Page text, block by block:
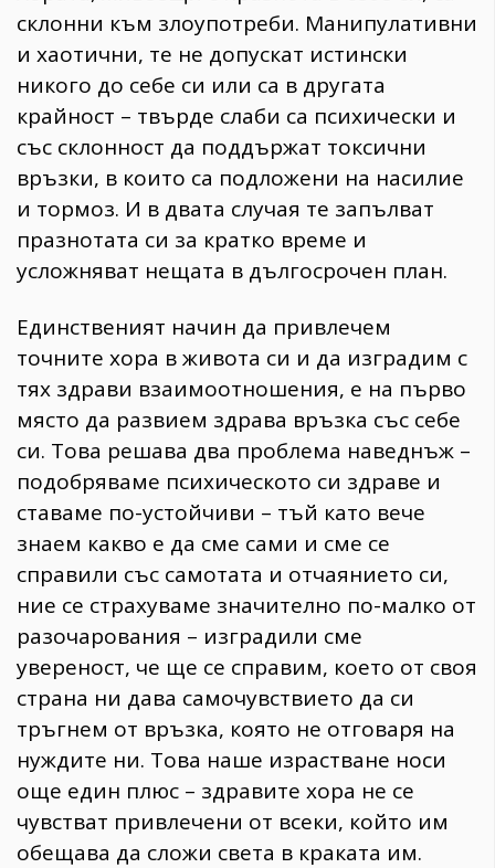
склонни към злоупотреби. Манипулативни
и хаотични, те не допускат истински
никого до себе си или са в другата
крайност – твърде слаби са психически и
със склонност да поддържат токсични
връзки, в които са подложени на насилие
и тормоз. И в двата случая те запълват
празнотата си за кратко време и
усложняват нещата в дългосрочен план.
Единственият начин да привлечем
точните хора в живота си и да изградим с
тях здрави взаимоотношения, е на първо
място да развием здрава връзка със себе
си. Това решава два проблема наведнъж –
подобряваме психическото си здраве и
ставаме по-устойчиви – тъй като вече
знаем какво е да сме сами и сме се
справили със самотата и отчаянието си,
ние се страхуваме значително по-малко от
разочарования – изградили сме
увереност, че ще се справим, което от своя
страна ни дава самочувствието да си
тръгнем от връзка, която не отговаря на
нуждите ни. Това наше израстване носи
още един плюс – здравите хора не се
чувстват привлечени от всеки, който им
обещава да сложи света в краката им.